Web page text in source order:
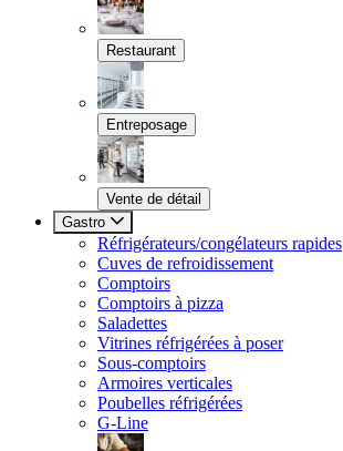
Restaurant
Entreposage
Vente de détail
Gastro
Réfrigérateurs/congélateurs rapides
Cuves de refroidissement
Comptoirs
Comptoirs à pizza
Saladettes
Vitrines réfrigérées à poser
Sous-comptoirs
Armoires verticales
Poubelles réfrigérées
G-Line